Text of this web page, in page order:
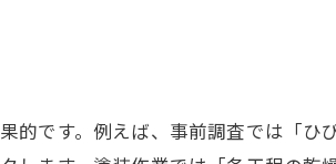
的です。例えば、事前調査では「ひ